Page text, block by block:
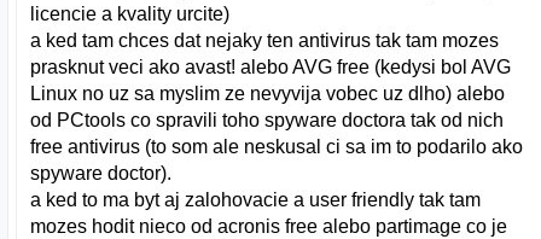
licencie a kvality urcite)
a ked tam chces dat nejaky ten antivirus tak tam mozes
prasknut veci ako avast! alebo AVG free (kedysi bol AVG
Linux no uz sa myslim ze nevyvija vobec uz dlho) alebo
od PCtools co spravili toho spyware doctora tak od nich
free antivirus (to som ale neskusal ci sa im to podarilo ako
spyware doctor).
a ked to ma byt aj zalohovacie a user friendly tak tam
mozes hodit nieco od acronis free alebo partimage co je